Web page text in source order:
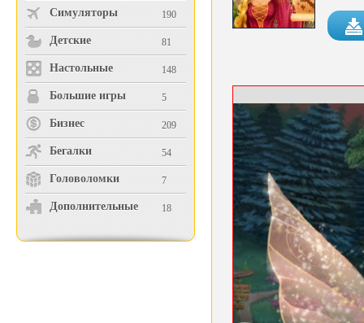
Симуляторы 190
Детские 81
Настольные 148
Большие игры 5
Бизнес 209
Бегалки 54
Головоломки 7
Дополнительные 18